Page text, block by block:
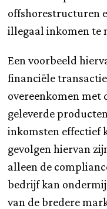
offshorestructuren
illegaal inkomen te
Een voorbeeld
financiële
overeenkomen met
geleverde
inkomsten effectief
gevolgen hiervan
alleen de
bedrijf kan
van de bredere